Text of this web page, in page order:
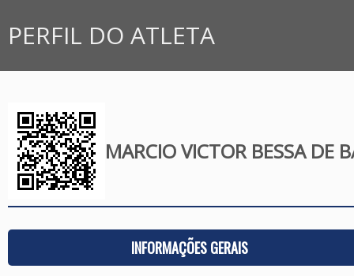
PERFIL DO ATLETA
MARCIO VICTOR BESSA DE
INFORMAÇÕES GERAIS